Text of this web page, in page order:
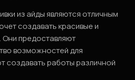
из айды являются отличным
создавать красивые и
Они предоставляют
возможностей для
создавать работы различной